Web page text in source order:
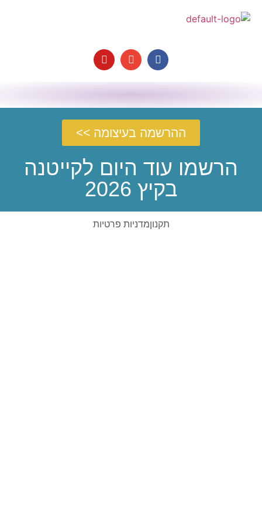
ההרשמה בעיצומה >>
הרשמו עוד היום לקייטנה
בקיץ 2026
תקנוןמדניות פרטיות